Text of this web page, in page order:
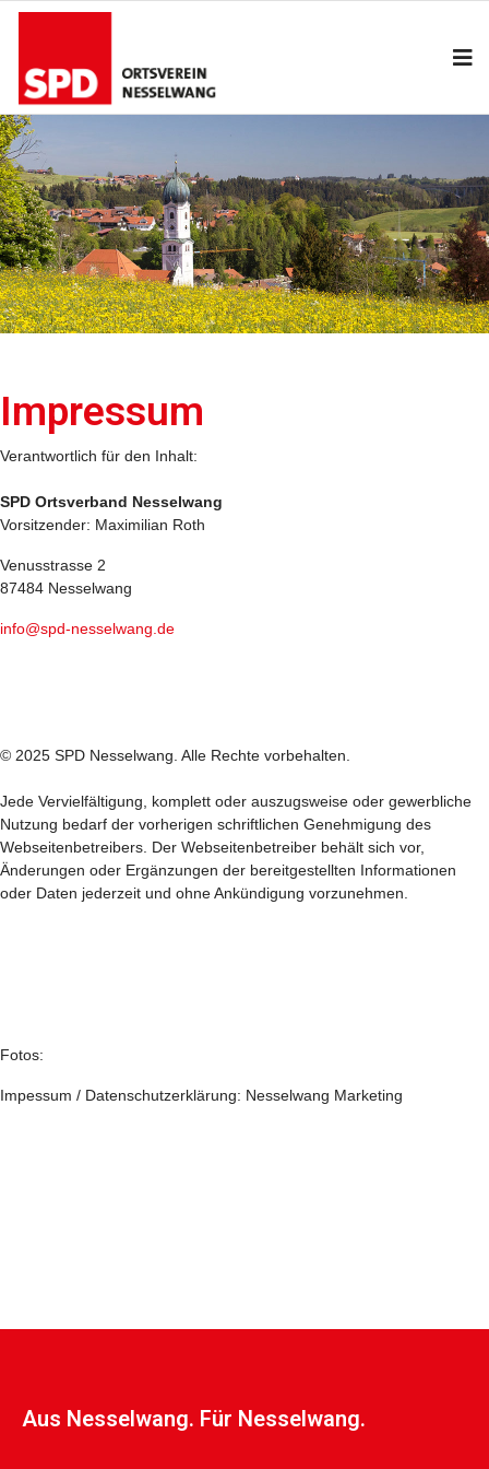
Impressum
Verantwortlich für den Inhalt:
SPD Ortsverband Nesselwang
Vorsitzender: Maximilian Roth
Venusstrasse 2
87484 Nesselwang
info@spd-nesselwang.de
© 2025 SPD Nesselwang. Alle Rechte vorbehalten.
Jede Vervielfältigung, komplett oder auszugsweise oder gewerbliche
Nutzung bedarf der vorherigen schriftlichen Genehmigung des
Webseitenbetreibers. Der Webseitenbetreiber behält sich vor,
Änderungen oder Ergänzungen der bereitgestellten Informationen
oder Daten jederzeit und ohne Ankündigung vorzunehmen.
Fotos:
Impessum / Datenschutzerklärung: Nesselwang Marketing
Aus Nesselwang. Für Nesselwang.